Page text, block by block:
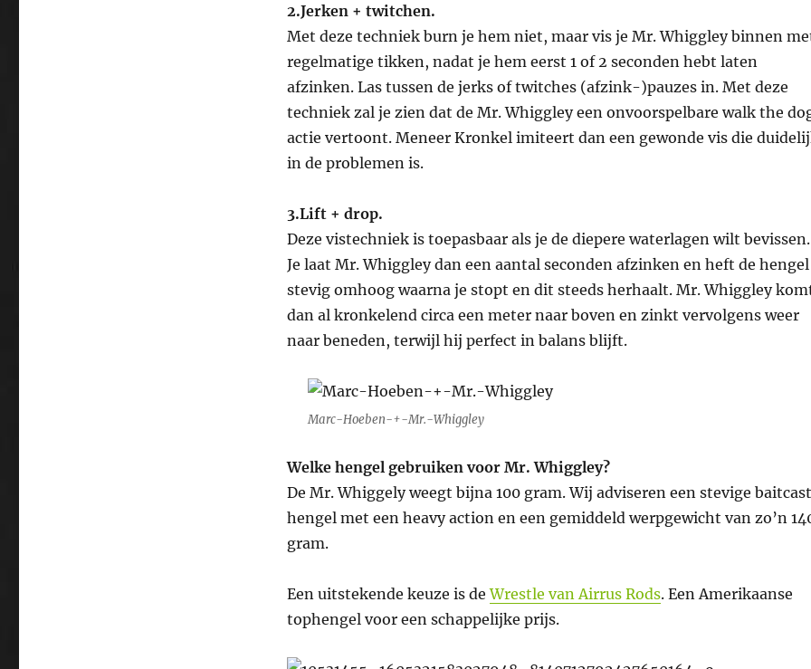
2.Jerken + twitchen.
Met deze techniek burn je hem niet, maar vis je Mr. Whiggley binnen
regelmatige tikken, nadat je hem eerst 1 of 2 seconden hebt laten
afzinken. Las tussen de jerks of twitches (afzink-)pauzes in. Met deze
techniek zal je zien dat de Mr. Whiggley een onvoorspelbare walk the
actie vertoont. Meneer Kronkel imiteert dan een gewonde vis die
in de problemen is.
3.Lift + drop.
Deze vistechniek is toepasbaar als je de diepere waterlagen wilt bevissen.
Je laat Mr. Whiggley dan een aantal seconden afzinken en heft de hengel
stevig omhoog waarna je stopt en dit steeds herhaalt. Mr. Whiggley
dan al kronkelend circa een meter naar boven en zinkt vervolgens weer
naar beneden, terwijl hij perfect in balans blijft.
Marc-Hoeben-+-Mr.-Whiggley
Welke hengel gebruiken voor Mr. Whiggley?
De Mr. Whiggely weegt bijna 100 gram. Wij adviseren een stevige baitcast
hengel met een heavy action en een gemiddeld werpgewicht van zo’n
gram.
Een uitstekende keuze is deWrestle van Airrus Rods. Een Amerikaanse
tophengel voor een schappelijke prijs.